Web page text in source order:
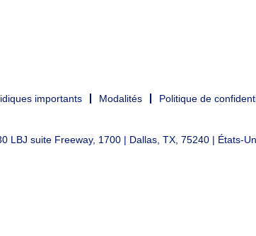
importants Modalités Politique de
LBJ suite Freeway, 1700 | Dallas, TX, 75240 | États-